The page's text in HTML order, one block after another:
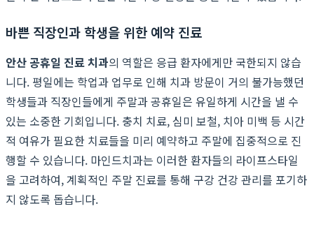
바쁜 직장인과 학생을 위한 예약 진료
안산 공휴일 진료 치과의 역할은 응급 환자에게만 국한되지 않습
니다. 평일에는 학업과 업무로 인해 치과 방문이 거의 불가능했던
학생들과 직장인들에게 주말과 공휴일은 유일하게 시간을 낼 수
있는 소중한 기회입니다. 충치 치료, 심미 보철, 치아 미백 등 시간
적 여유가 필요한 치료들을 미리 예약하고 주말에 집중적으로 진
행할 수 있습니다. 마인드치과는 이러한 환자들의 라이프스타일
을 고려하여, 계획적인 주말 진료를 통해 구강 건강 관리를 포기하
지 않도록 돕습니다.